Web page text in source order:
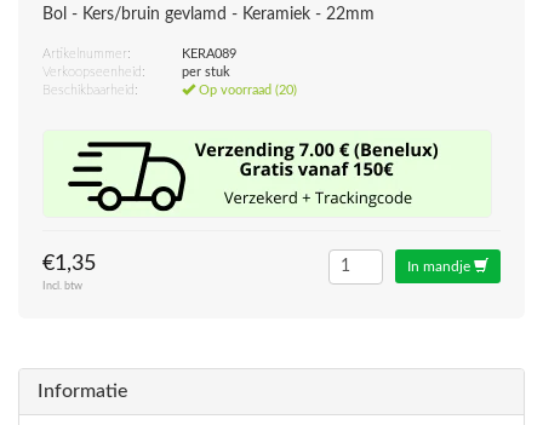
Bol - Kers/bruin gevlamd - Keramiek - 22mm
Artikelnummer:
KERA089
Verkoopseenheid:
per stuk
Beschikbaarheid:
Op voorraad (20)
€1,35
Incl. btw
In mandje
Informatie